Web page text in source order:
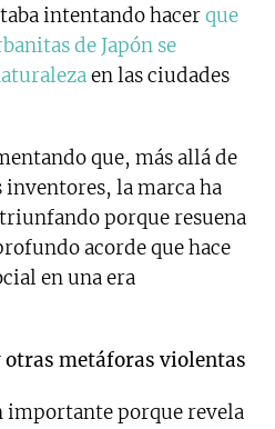
intentando hacerque
de Japón se
en las ciudades
que, más allá de
inventores, la marca ha
porque resuena
acorde que hace
en una era
otras metáforas violentas
importante porque revela